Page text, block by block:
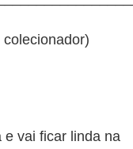
e vai ficar linda na